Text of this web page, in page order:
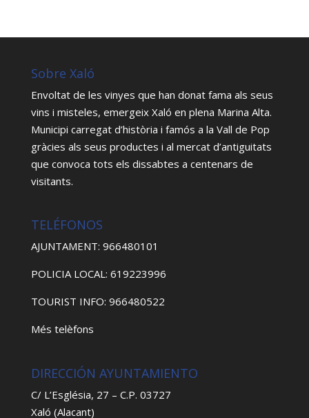
Sobre Xaló
Envoltat de les vinyes que han donat fama als seus
vins i misteles, emergeix Xaló en plena Marina Alta.
Municipi carregat d’història i famós a la Vall de Pop
gràcies als seus productes i al mercat d’antiguitats
que convoca tots els dissabtes a centenars de
visitants.
TELÉFONOS
AJUNTAMENT: 966480101
POLICIA LOCAL: 619223996
TOURIST INFO: 966480522
Més telèfons
DIRECCIÓN AYUNTAMIENTO
C/ L’Església, 27 – C.P. 03727
Xaló (Alacant)